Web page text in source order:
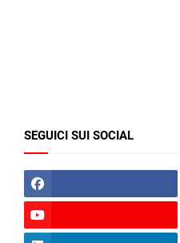
SEGUICI SUI SOCIAL